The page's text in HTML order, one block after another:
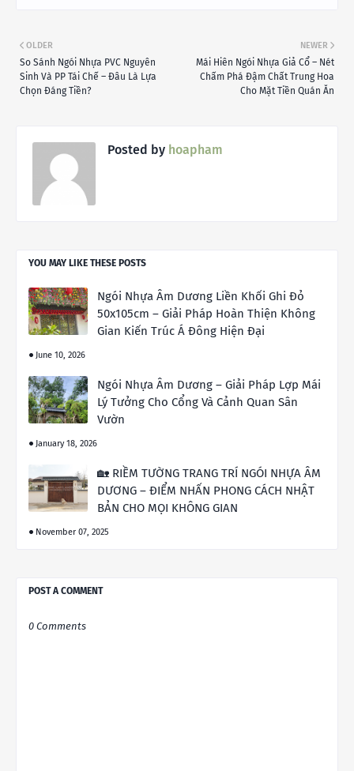
NEWER
Mái Hiên Ngói Nhựa Giả Cổ – Nét
Chấm Phá Đậm Chất Trung Hoa
Cho Mặt Tiền Quán Ăn
OLDER
So Sánh Ngói Nhựa PVC Nguyên
Sinh Và PP Tái Chế – Đâu Là Lựa
Chọn Đáng Tiền?
Posted by hoapham
YOU MAY LIKE THESE POSTS
Ngói Nhựa Âm Dương Liền Khối Ghi Đỏ
50x105cm – Giải Pháp Hoàn Thiện Không
Gian Kiến Trúc Á Đông Hiện Đại
June 10, 2026
Ngói Nhựa Âm Dương – Giải Pháp Lợp Mái
Lý Tưởng Cho Cổng Và Cảnh Quan Sân
Vườn
January 18, 2026
🏡 RIỀM TƯỜNG TRANG TRÍ NGÓI NHỰA ÂM
DƯƠNG – ĐIỂM NHẤN PHONG CÁCH NHẬT
BẢN CHO MỌI KHÔNG GIAN
November 07, 2025
POST A COMMENT
0 Comments